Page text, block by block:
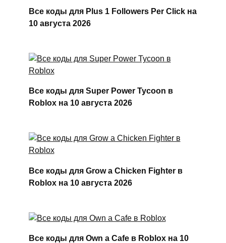
Все коды для Plus 1 Followers Per Click на
10 августа 2026
Все коды для Super Power Tycoon в
Roblox на 10 августа 2026
Все коды для Grow a Chicken Fighter в
Roblox на 10 августа 2026
Все коды для Own a Cafe в Roblox на 10